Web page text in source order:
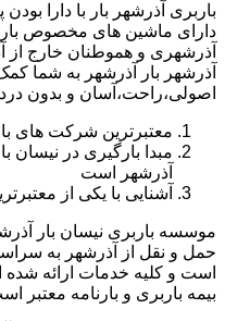
باربری آذرشهر بار با دارا
دارای ماشین های مخصوص
آذرشهری و هموطنان خارج از
آذرشهر بار آذرشهر به شما
اصولی،راحت،آسان و بدون
معتبرترین شرکت های
مبدا بارگیری در نیسان
آذرشهر است
آشنایی با یکی از
موسسه باربری نیسان بار
حمل و نقل از آذرشهر به
است و کلیه خدمات ارائه
بیمه باربری و بارنامه معتبر